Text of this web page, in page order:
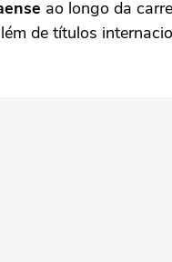
ao longo da
de títulos